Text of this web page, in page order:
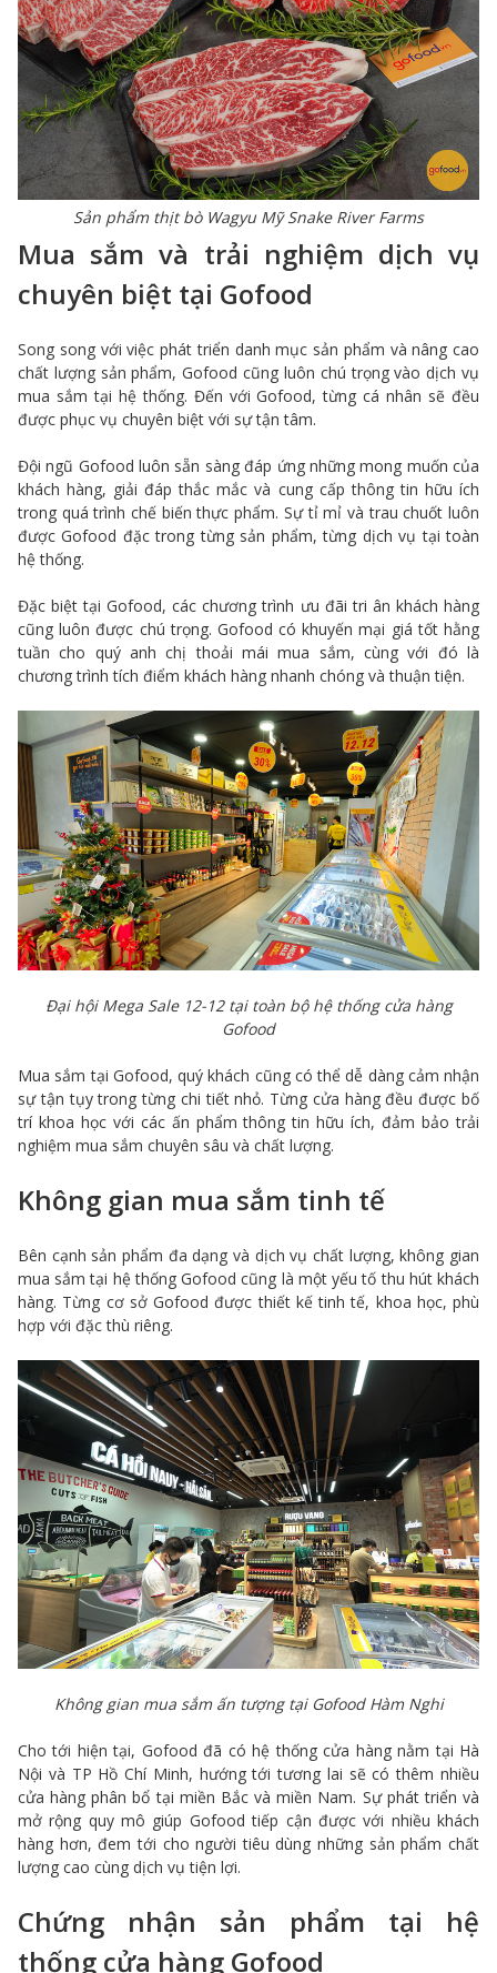
Sản phẩm thịt bò Wagyu Mỹ Snake River Farms
Mua sắm và trải nghiệm dịch vụ
chuyên biệt tại Gofood
Song song với việc phát triển danh mục sản phẩm và nâng cao
chất lượng sản phẩm, Gofood cũng luôn chú trọng vào dịch vụ
mua sắm tại hệ thống. Đến với Gofood, từng cá nhân sẽ đều
được phục vụ chuyên biệt với sự tận tâm.
Đội ngũ Gofood luôn sẵn sàng đáp ứng những mong muốn của
khách hàng, giải đáp thắc mắc và cung cấp thông tin hữu ích
trong quá trình chế biến thực phẩm. Sự tỉ mỉ và trau chuốt luôn
được Gofood đặc trong từng sản phẩm, từng dịch vụ tại toàn
hệ thống.
Đặc biệt tại Gofood, các chương trình ưu đãi tri ân khách hàng
cũng luôn được chú trọng. Gofood có khuyến mại giá tốt hằng
tuần cho quý anh chị thoải mái mua sắm, cùng với đó là
chương trình tích điểm khách hàng nhanh chóng và thuận tiện.
Đại hội Mega Sale 12-12 tại toàn bộ hệ thống cửa hàng
Gofood
Mua sắm tại Gofood, quý khách cũng có thể dễ dàng cảm nhận
sự tận tụy trong từng chi tiết nhỏ. Từng cửa hàng đều được bố
trí khoa học với các ấn phẩm thông tin hữu ích, đảm bảo trải
nghiệm mua sắm chuyên sâu và chất lượng.
Không gian mua sắm tinh tế
Bên cạnh sản phẩm đa dạng và dịch vụ chất lượng, không gian
mua sắm tại hệ thống Gofood cũng là một yếu tố thu hút khách
hàng. Từng cơ sở Gofood được thiết kế tinh tế, khoa học, phù
hợp với đặc thù riêng.
Không gian mua sắm ấn tượng tại Gofood Hàm Nghi
Cho tới hiện tại, Gofood đã có hệ thống cửa hàng nằm tại Hà
Nội và TP Hồ Chí Minh, hướng tới tương lai sẽ có thêm nhiều
cửa hàng phân bổ tại miền Bắc và miền Nam. Sự phát triển và
mở rộng quy mô giúp Gofood tiếp cận được với nhiều khách
hàng hơn, đem tới cho người tiêu dùng những sản phẩm chất
lượng cao cùng dịch vụ tiện lợi.
Chứng nhận sản phẩm tại hệ
thống cửa hàng Gofood